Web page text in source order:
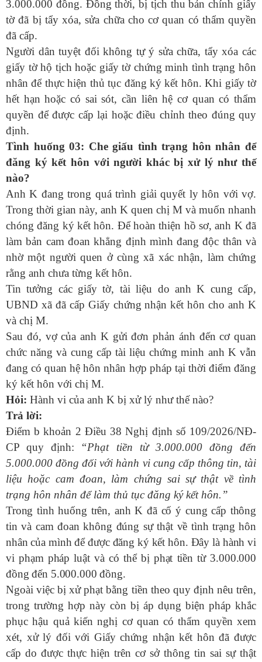
3.000.000 đồng. Đồng thời,bị tịch thu bản chính giấy
tờ đã bị tẩy xóa, sửa chữa cho cơ quan có thẩm quyền
đã cấp.
Người dân tuyệt đối không tự ý sửa chữa, tẩy xóa các
giấy tờ hộ tịch hoặc giấy tờ chứng minh tình trạng hôn
nhân để thực hiện thủ tục đăng ký kết hôn. Khi giấy tờ
hết hạn hoặc có sai sót, cần liên hệ cơ quan có thẩm
quyền để được cấp lại hoặc điều chỉnh theo đúng quy
định.
Tình huống 03: Che giấu tình trạng hôn nhân để
đăng ký kết hôn với người khác bị xử lý như thế
nào?
Anh K đang trong quá trình giải quyết ly hôn với vợ.
Trong thời gian này, anh K quen chị M và muốn nhanh
chóng đăng ký kết hôn. Để hoàn thiện hồ sơ, anh K đã
làm bản cam đoan khẳng định mình đang độc thân và
nhờ một người quen ở cùng xã xác nhận, làm chứng
rằng anh chưa từng kết hôn.
Tin tưởng các giấy tờ, tài liệu do anh K cung cấp,
UBND xã đã cấp Giấy chứng nhận kết hôn cho anh K
và chị M.
Sau đó, vợ của anh K gửi đơn phản ánh đến cơ quan
chức năng và cung cấp tài liệu chứng minh anh K vẫn
đang có quan hệ hôn nhân hợp pháp tại thời điểm đăng
ký kết hôn với chị M.
Hỏi: Hành vi của anh K bị xử lý như thế nào?
Trả lời:
Điểm b khoản 2 Điều 38 Nghị định số 109/2026/NĐ-
CP quy định:
“Phạt tiền từ 3.000.000 đồng đến
5.000.000 đồng đối với hành vi cung cấp thông tin, tài
liệu hoặc cam đoan, làm chứng sai sự thật về tình
trạng hôn nhân để làm thủ tục đăng ký kết hôn.”
Trong tình huống trên, anh K đã cố ý cung cấp thông
tin và cam đoan không đúng sự thật về tình trạng hôn
nhân của mình để được đăng ký kết hôn. Đây là hành vi
vi phạm pháp luật và có thể bị phạt tiền từ 3.000.000
đồng đến 5.000.000 đồng.
Ngoài việc bị xử phạt bằng tiền theo quy định nêu trên,
trong trường hợp này còn bị áp dụng biện pháp khắc
phục hậu quả kiến nghị cơ quan có thẩm quyền xem
xét, xử lý đối với Giấy chứng nhận kết hôn đã được
cấp do được thực hiện trên cơ sở thông tin sai sự thật